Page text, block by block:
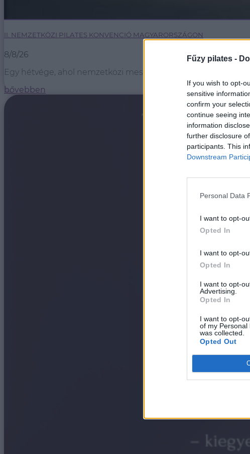
Fűzy pilates -
If you wish to opt-
sensitive
confirm your
continue seeing
information
further disclosure
participants. This
Downstream
Personal Data
I want to opt-
Opted In
I want to opt-
Opted In
I want to opt-
Advertising.
Opted In
I want to opt-
of my Personal
was collected.
Opted Out
II. NEMZETKÖZI PILATES KONVENCIÓ MAGYARORSZÁGON
8/8/26
Egy hétvége, ahol nemzetközi mestertanároktól tanulhatsz,
bővebben